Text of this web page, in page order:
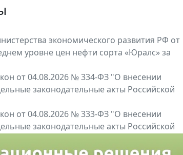
экономического развития РФ от
уровне цен нефти сорта «Юралс» за
от 04.08.2026 № 334-ФЗ "О внесении
законодательные акты Российской
от 04.08.2026 № 333-ФЗ "О внесении
законодательные акты Российской